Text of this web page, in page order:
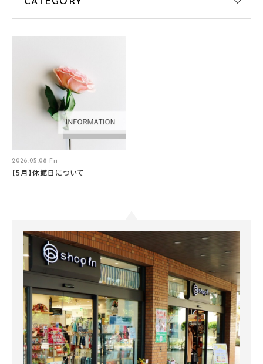
2026.05.08 Fri
【5月】休館日について